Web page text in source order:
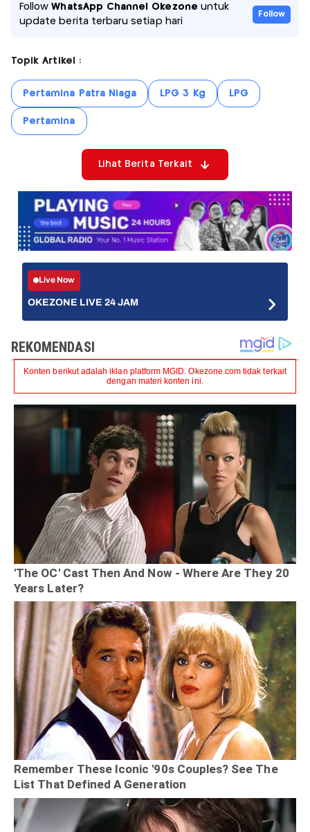
FollowWhatsApp Channel Okezone untuk
update berita terbaru setiap hari
Follow
Topik Artikel :
Pertamina Patra Niaga LPG 3 Kg LPG
Pertamina
Lihat Berita Terkait
Live Now
OKEZONE LIVE 24 JAM